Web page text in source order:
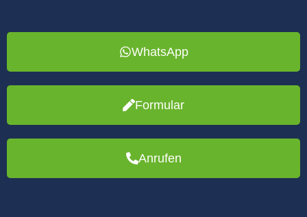
WhatsApp
Formular
Anrufen